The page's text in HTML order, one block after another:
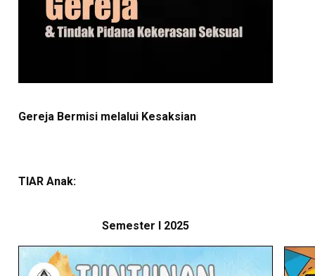
Gereja Bermisi melalui Kesaksian
TIAR Anak:
Semester I 2025